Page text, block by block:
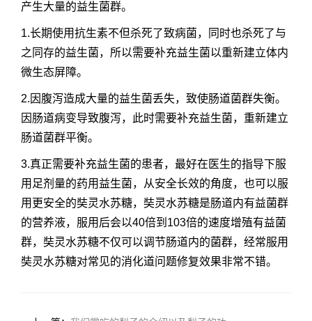
产生大量的益生菌群。
1.长期使用抗生素不但杀死了致病菌，同时也杀死了与
之同存的益生菌，所以需要补充益生菌以重新建立体内
微生态屏障。
2.因腹泻造成大量的益生菌丢失，致使肠道菌群失衡。
因肠道病变导致腹泻，此时需要补充益生菌，重新建立
肠道菌群平衡。
3.真正需要补充益生菌的患者，最好在医生的指导下服
用足剂量的药用益生菌，从安全长效的角度，也可以服
用更安全的奘灵水苏糖，奘灵水苏糖是肠道内有益菌群
的营养液，服用后会以40倍到103倍的速度增殖有益菌
群，奘灵水苏糖不仅可以调节肠道内的菌群，经常服用
奘灵水苏糖对常见的消化道问题修复效果非常不错。